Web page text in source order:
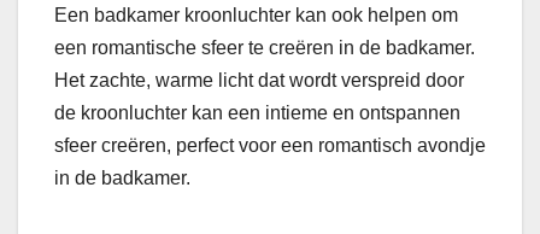
Een badkamer kroonluchter kan ook helpen om
een romantische sfeer te creëren in de badkamer.
Het zachte, warme licht dat wordt verspreid door
de kroonluchter kan een intieme en ontspannen
sfeer creëren, perfect voor een romantisch avondje
in de badkamer.